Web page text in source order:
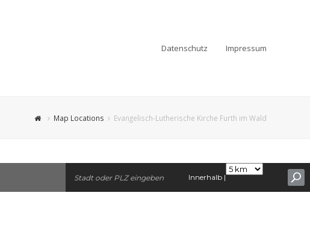
Datenschutz Impressum
Map Locations Evangelisch-Lutherische Kirche Furth im Wald
Innerhalb |